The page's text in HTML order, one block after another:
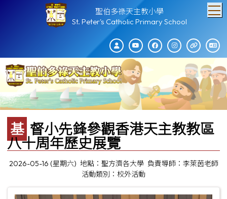
聖伯多祿天主教小學
St. Peter's Catholic Primary School
基督小先鋒參觀香港天主教教區
八十周年歷史展覽
2026-05-16 (星期六) 地點：聖方濟各大學 負責導師：李萊茵老師
活動類別：校外活動